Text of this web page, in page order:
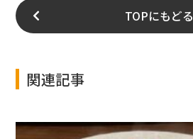
TOPにもどる
関連記事